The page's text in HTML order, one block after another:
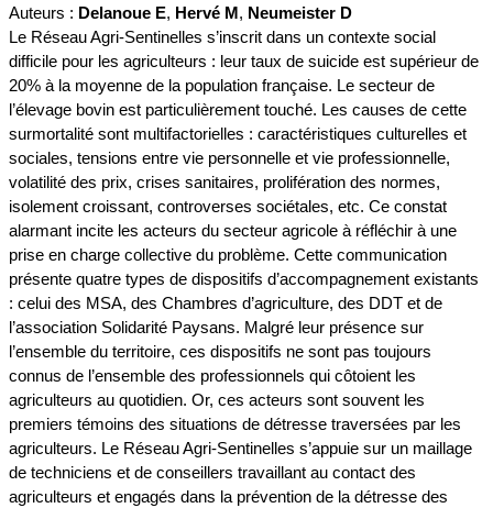
Auteurs : Delanoue E, Hervé M, Neumeister D
Le Réseau Agri-Sentinelles s’inscrit dans un contexte social
difficile pour les agriculteurs : leur taux de suicide est supérieur de
20% à la moyenne de la population française. Le secteur de
l’élevage bovin est particulièrement touché. Les causes de cette
surmortalité sont multifactorielles : caractéristiques culturelles et
sociales, tensions entre vie personnelle et vie professionnelle,
volatilité des prix, crises sanitaires, prolifération des normes,
isolement croissant, controverses sociétales, etc. Ce constat
alarmant incite les acteurs du secteur agricole à réfléchir à une
prise en charge collective du problème. Cette communication
présente quatre types de dispositifs d’accompagnement existants
: celui des MSA, des Chambres d’agriculture, des DDT et de
l’association Solidarité Paysans. Malgré leur présence sur
l’ensemble du territoire, ces dispositifs ne sont pas toujours
connus de l’ensemble des professionnels qui côtoient les
agriculteurs au quotidien. Or, ces acteurs sont souvent les
premiers témoins des situations de détresse traversées par les
agriculteurs. Le Réseau Agri-Sentinelles s’appuie sur un maillage
de techniciens et de conseillers travaillant au contact des
agriculteurs et engagés dans la prévention de la détresse des